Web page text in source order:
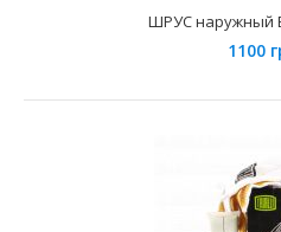
Применение на
Chevrolet" и их
ШРУС наружный
1100